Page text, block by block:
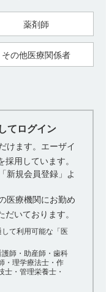
せ下さい。
年4月改訂（第2版）
があります。（引用
用期限を検索できま
な点は、hhcホット
せ下さい。
薬剤師
その他医療関係者
てログイン
けます。エーザイ
採用しています。
新規会員登録」よ
医療機関にお勤め
いております。
て利用可能な「医
師・助産師・歯科
・理学療法士・作
士・管理栄養士・